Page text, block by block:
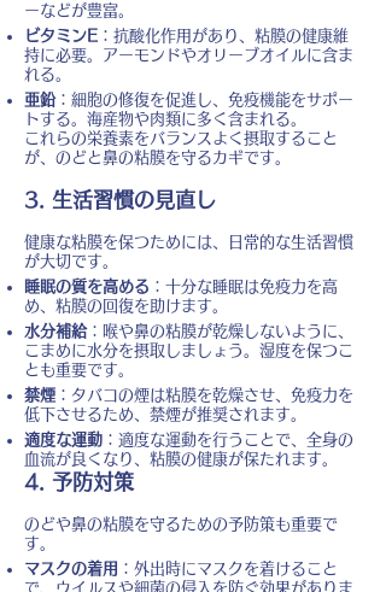
ーなどが豊富。
ビタミンE ：抗酸化作用があり、粘膜の健康維
持に必要。アーモンドやオリーブオイルに含ま
れる。
亜鉛：細胞の修復を促進し、免疫機能をサポー
トする。海産物や肉類に多く含まれる。
これらの栄養素をバランスよく摂取すること
が、のどと鼻の粘膜を守るカギです。
3. 生活習慣の見直し
健康な粘膜を保つためには、日常的な生活習慣
が大切です。
睡眠の質を高める ：十分な睡眠は免疫力を高
め、粘膜の回復を助けます。
水分補給：喉や鼻の粘膜が乾燥しないように、
こまめに水分を摂取しましょう。湿度を保つこ
とも重要です。
禁煙 ：タバコの煙は粘膜を乾燥させ、免疫力を
低下させるため、禁煙が推奨されます。
適度な運動 ：適度な運動を行うことで、全身の
血流が良くなり、粘膜の健康が保たれます。
4. 予防対策
のどや鼻の粘膜を守るための予防策も重要で
す。
マスクの着用 ：外出時にマスクを着けること
で、ウイルスや細菌の侵入を防ぐ効果がありま